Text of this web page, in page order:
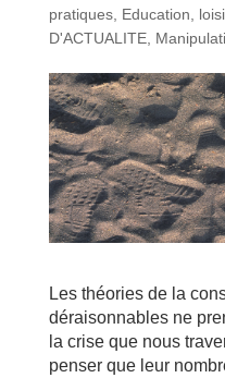
pratiques, Education,
D'ACTUALITE,
Les théories de la
déraisonnables ne
la crise que nous
penser que leur